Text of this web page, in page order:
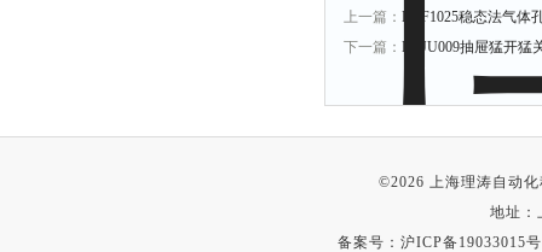
上一篇： LT-F1025稳态法气体
下一篇： LT-JU009抽屉猛开猛
©2026 上海理涛自动
地址：
备案号： 沪ICP备19033015